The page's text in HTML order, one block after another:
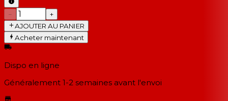
−
+
AJOUTER AU PANIER
Acheter maintenant
Dispo en ligne
Généralement 1-2 semaines avant l'envoi